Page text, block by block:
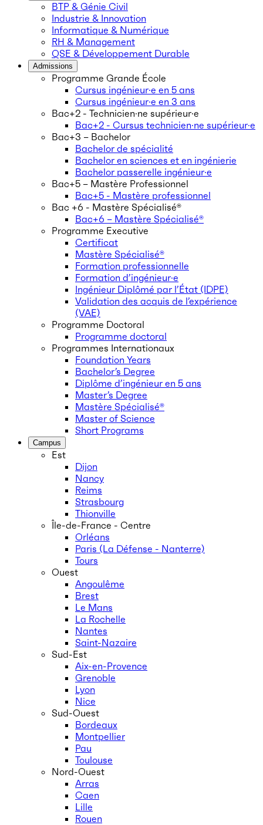
BTP & Génie Civil
Industrie & Innovation
Informatique & Numérique
RH & Management
QSE & Développement Durable
Admissions
Programme Grande École
Cursus ingénieur·e en 5 ans
Cursus ingénieur·e en 3 ans
Bac+2 - Technicien·ne supérieur·e
Bac+2 - Cursus technicien·ne supérieur·e
Bac+3 – Bachelor
Bachelor de spécialité
Bachelor en sciences et en ingénierie
Bachelor passerelle ingénieur·e
Bac+5 – Mastère Professionnel
Bac+5 - Mastère professionnel
Bac +6 - Mastère Spécialisé®
Bac+6 – Mastère Spécialisé®
Programme Executive
Certificat
Mastère Spécialisé®
Formation professionnelle
Formation d’ingénieur·e
Ingénieur Diplômé par l’État (IDPE)
Validation des acquis de l’expérience
(VAE)
Programme Doctoral
Programme doctoral
Programmes Internationaux
Foundation Years
Bachelor’s Degree
Diplôme d’ingénieur en 5 ans
Master’s Degree
Mastère Spécialisé®
Master of Science
Short Programs
Campus
Est
Dijon
Nancy
Reims
Strasbourg
Thionville
Île-de-France - Centre
Orléans
Paris (La Défense - Nanterre)
Tours
Ouest
Angoulême
Brest
Le Mans
La Rochelle
Nantes
Saint-Nazaire
Sud-Est
Aix-en-Provence
Grenoble
Lyon
Nice
Sud-Ouest
Bordeaux
Montpellier
Pau
Toulouse
Nord-Ouest
Arras
Caen
Lille
Rouen